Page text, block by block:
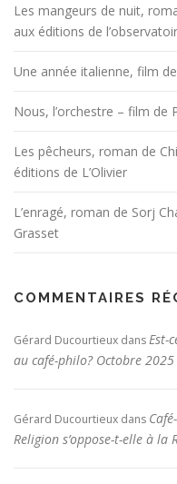
Les mangeurs de nuit,
aux éditions de
Une année italienne, film
Nous, l’orchestre – film de
Les pêcheurs, roman de
éditions de L’Olivier
L’enragé, roman de Sorj
Grasset
COMMENTAIRES
Gérard Ducourtieux dans Est-
au café-philo? Octobre 2025
Gérard Ducourtieux dans
Religion s’oppose-t-elle à la